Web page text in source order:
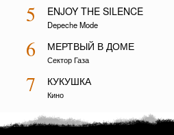
5 ENJOY THE SILENCE
Depeche Mode
6 МЕРТВЫЙ В ДОМЕ
Сектор Газа
7 КУКУШКА
Кино